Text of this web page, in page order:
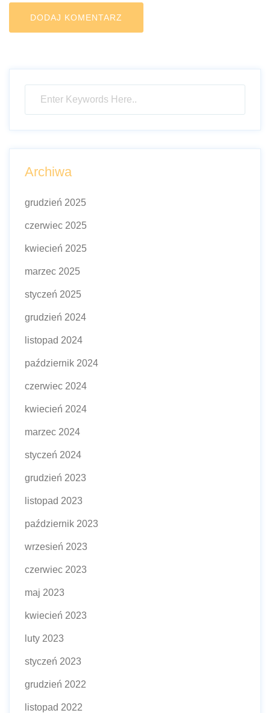
Archiwa
grudzień 2025
czerwiec 2025
kwiecień 2025
marzec 2025
styczeń 2025
grudzień 2024
listopad 2024
październik 2024
czerwiec 2024
kwiecień 2024
marzec 2024
styczeń 2024
grudzień 2023
listopad 2023
październik 2023
wrzesień 2023
czerwiec 2023
maj 2023
kwiecień 2023
luty 2023
styczeń 2023
grudzień 2022
listopad 2022